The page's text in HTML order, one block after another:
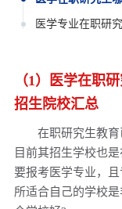
医学专业在职研
2023年基础医学
考哪个学校的医
法医学在职研究
影像医学与核医
急诊医学在职研
运动医学在职研
（1）医学在职
招生院校汇总
在职研究生教育已
目前其招生学校也
要报考医学专业，
所适合自己的学校是